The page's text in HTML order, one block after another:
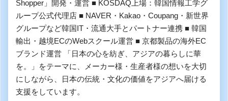
Shopper」開発・運営 ■ KOSDAQ上場：韓国情報工学グ
ループ公式代理店 ■ NAVER・Kakao・Coupang・新世界
グループなど韓国IT・流通大手とパートナー連携 ■ 韓国
輸出・越境ECのWebスクール運営 ■ 京都製品の海外EC
ブランド運営 「日本の心を紡ぎ、アジアの暮らしに華
を。」をテーマに、メーカー様・生産者様の想いを大切
にしながら、日本の伝統・文化の価値をアジアへ届ける
支援をしています。